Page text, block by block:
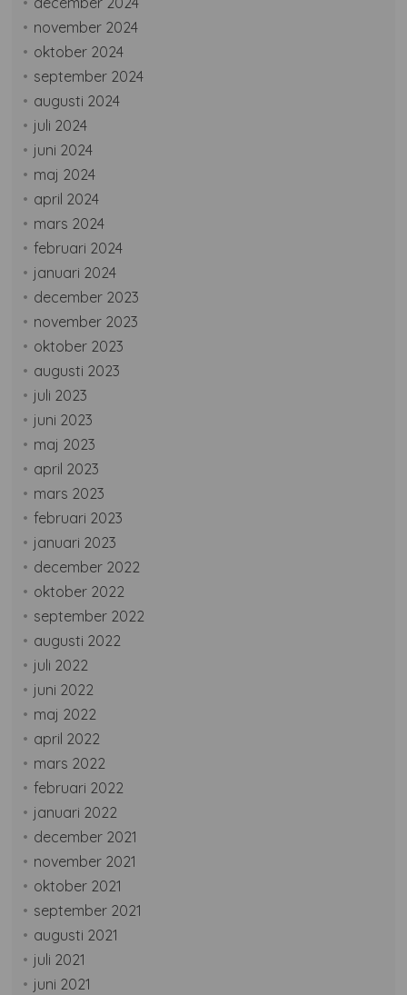
november 2024
oktober 2024
september 2024
augusti 2024
juli 2024
juni 2024
maj 2024
april 2024
mars 2024
februari 2024
januari 2024
december 2023
november 2023
oktober 2023
augusti 2023
juli 2023
juni 2023
maj 2023
april 2023
mars 2023
februari 2023
januari 2023
december 2022
oktober 2022
september 2022
augusti 2022
juli 2022
juni 2022
maj 2022
april 2022
mars 2022
februari 2022
januari 2022
december 2021
november 2021
oktober 2021
september 2021
augusti 2021
juli 2021
juni 2021